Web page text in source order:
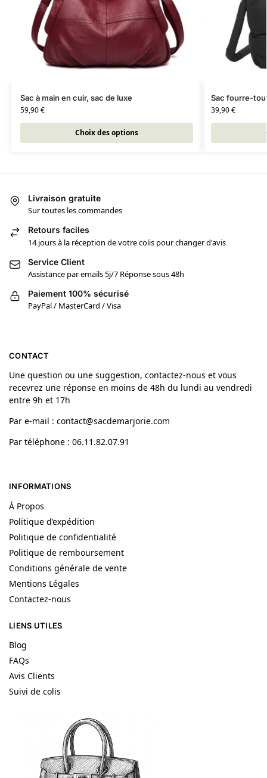
Sac à main en cuir, sac de luxe
59,90€
Choix des options
Sac fourre-
39,90€
Livraison gratuite
Sur toutes les commandes
Retours faciles
14 jours à la réception de votre colis pour changer d'avis
Service Client
Assistance par emails 5j/7 Réponse sous 48h
Paiement 100% sécurisé
PayPal / MasterCard / Visa
CONTACT
Une question ou une suggestion, contactez-nous et vous
recevrez une réponse en moins de 48h du lundi au vendredi
entre 9h et 17h
Par e-mail : contact@sacdemarjorie.com
Par téléphone : 06.11.82.07.91
INFORMATIONS
À Propos
Politique d’expédition
Politique de confidentialité
Politique de remboursement
Conditions générale de vente
Mentions Légales
Contactez-nous
LIENS UTILES
Blog
FAQs
Avis Clients
Suivi de colis